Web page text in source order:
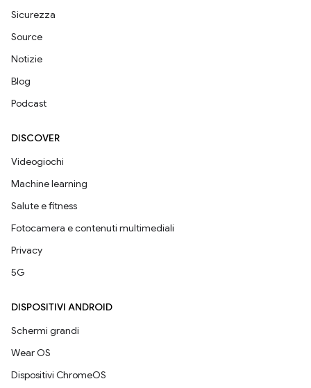
Sicurezza
Source
Notizie
Blog
Podcast
DISCOVER
Videogiochi
Machine learning
Salute e fitness
Fotocamera e contenuti multimediali
Privacy
5G
DISPOSITIVI ANDROID
Schermi grandi
Wear OS
Dispositivi ChromeOS